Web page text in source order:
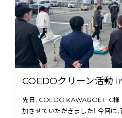
COEDOクリーン活動
先日、COEDO KAWAGOE F.C様
加させていただきました！ 今回は